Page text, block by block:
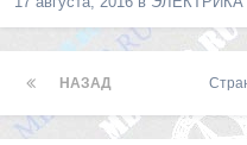
НАЗАД